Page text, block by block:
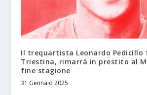
Il trequartista Leonardo Pedicillo
Triestina, rimarrà in prestito al
fine stagione
31 Gennaio 2025